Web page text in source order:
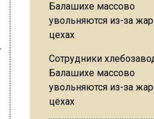
Сотрудники
Балашихе массово
увольняются из-за
цехах